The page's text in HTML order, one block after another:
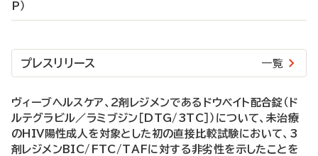
P）
プレスリリース 一覧
ヴィーブヘルスケア、2剤レジメンであるドウベイト配合錠（ド
ルテグラビル／ラミブジン［DTG/3TC］）について、未治療
のHIV陽性成人を対象とした初の直接比較試験において、3
剤レジメンBIC/FTC/TAFに対する非劣性を示したことを